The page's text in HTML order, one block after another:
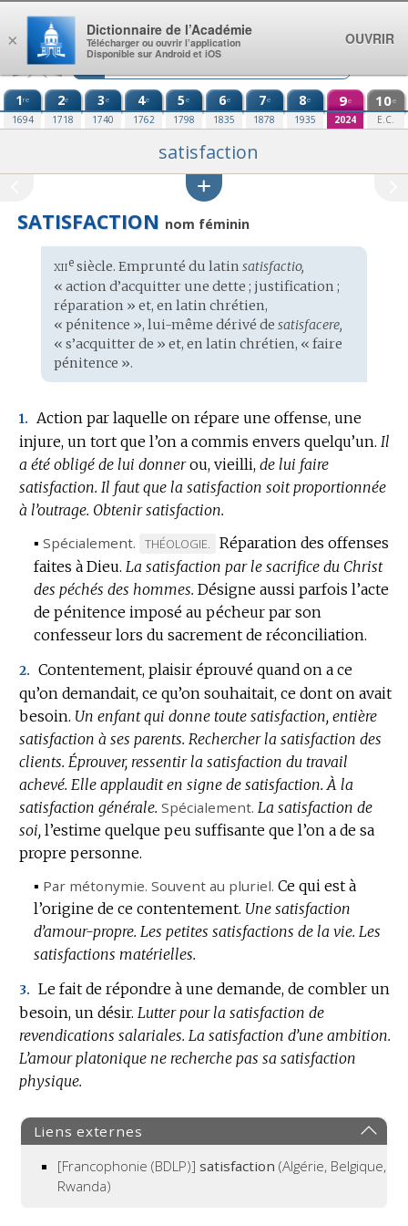
Aller au contenu
1re
1694
2e
1718
3e
1740
4e
1762
5e
1798
6e
1835
7e
1878
8e
1935
9e
2024
10e
E.C.
satisfaction
SATISFACTION nom féminin
Étymologie
:
xiiesiècle. Emprunté du latin satisfactio,
« action d’acquitter une dette ; justification ;
réparation » et, en latin chrétien,
« pénitence », lui-même dérivé de satisfacere,
« s’acquitter de » et, en latin chrétien, « faire
pénitence ».
1.
Action par laquelle on répare une offense, une
injure, un tort que l’on a commis envers quelqu’un. Il
a été obligé de lui donnerou, vieilli, de lui faire
satisfaction. Il faut que la satisfaction soit proportionnée
à l’outrage. Obtenir satisfaction.
▪ Spécialement.
MARQUE
DE
DOMAINE
:
THÉOLOGIE.
Réparation des offenses
faites à Dieu. La satisfaction par le sacrifice du Christ
des péchés des hommes. Désigne aussi parfois l’acte
de pénitence imposé au pécheur par son
confesseur lors du sacrement de réconciliation.
2. Contentement, plaisir éprouvé quand on a ce
qu’on demandait, ce qu’on souhaitait, ce dont on avait
besoin. Un enfant qui donne toute satisfaction, entière
satisfaction à ses parents. Rechercher la satisfaction des
clients. Éprouver, ressentir la satisfaction du travail
achevé. Elle applaudit en signe de satisfaction. À la
satisfaction générale. Spécialement. La satisfaction de
soi, l’estime quelque peu suffisante que l’on a de sa
propre personne.
▪ Par métonymie. Souvent au pluriel. Ce qui est à
l’origine de ce contentement. Une satisfaction
d’amour-propre. Les petites satisfactions de la vie. Les
satisfactions matérielles.
3. Le fait de répondre à une demande, de combler un
besoin, un désir. Lutter pour la satisfaction de
revendications salariales. La satisfaction d’une ambition.
L’amour platonique ne recherche pas sa satisfaction
physique.
Liens externes
[Francophonie (BDLP)] satisfaction (Algérie, Belgique,
Rwanda)
×
Dictionnaire de l’Académie
Télécharger ou ouvrir l’application
Disponible sur Android et iOS
OUVRIR